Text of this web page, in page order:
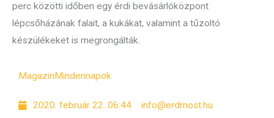
perc közötti időben egy érdi bevásárlóközpont
lépcsőházának falait, a kukákat, valamint a tűzoltó
készülékeket is megrongálták.
MagazinMindennapok
2020. február 22. 06:44 info@erdmost.hu